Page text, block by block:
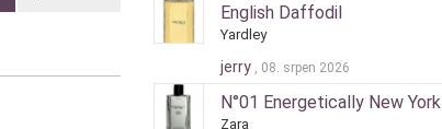
English Daffodil
Yardley
jerry , 08. srpen 2026
N°01 Energetically New York
Zara